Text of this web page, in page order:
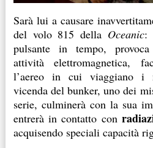
Sarà lui a causare
del volo 815 della Oceanic:
pulsante in tempo,
attività elettromagnetica,
l’aereo in cui viaggiano i
vicenda del bunker, uno dei
serie, culminerà con la sua
entrerà in contatto con
acquisendo speciali capacità